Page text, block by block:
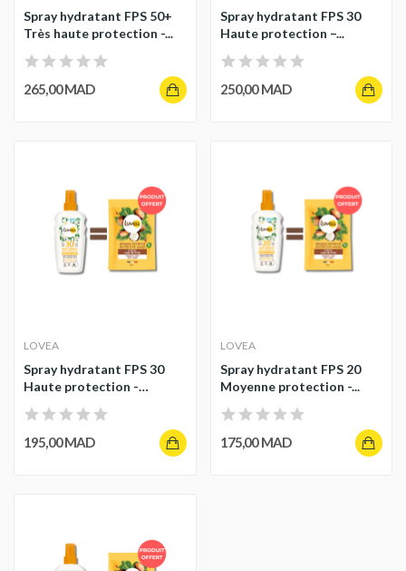
Spray hydratant FPS 50+
Très haute protection -...
265,00 MAD
Spray hydratant FPS 30
Haute protection –...
250,00 MAD
LOVEA
Spray hydratant FPS 30
Haute protection -
195,00 MAD
LOVEA
Spray hydratant FPS 20
Moyenne protection -...
175,00 MAD